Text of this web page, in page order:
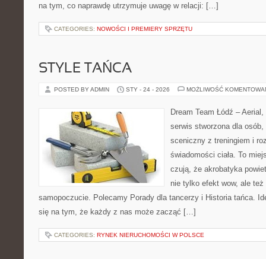
na tym, co naprawdę utrzymuje uwagę w relacji: […]
CATEGORIES: NOWOŚCI I PREMIERY SPRZĘTU
STYLE TAŃCA
POSTED BY ADMIN STY - 24 - 2026 MOŻLIWOŚĆ
Dream Team Łódź –
serwis stworzona dla
sceniczny z treningiem i
świadomości ciała. To
czują, że akrobatyka
nie tylko efekt wow, ale też
samopoczucie. Polecamy Porady dla tancerzy i Historia tańca.
się na tym, że każdy z nas może zacząć […]
CATEGORIES: RYNEK NIERUCHOMOŚCI W POLSCE